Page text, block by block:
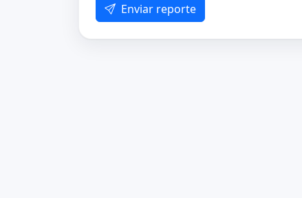
Enviar reporte